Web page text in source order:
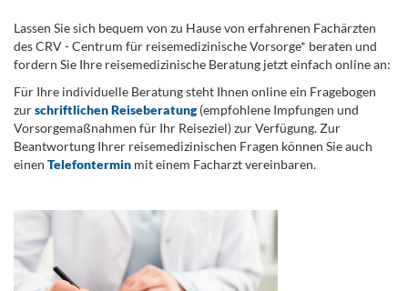
Lassen Sie sich bequem von zu Hause von erfahrenen Fachärzten
des CRV - Centrum für reisemedizinische Vorsorge* beraten und
fordern Sie Ihre reisemedizinische Beratung jetzt einfach online an:
Für Ihre individuelle Beratung steht Ihnen online ein Fragebogen
zurschriftlichen Reiseberatung(empfohlene Impfungen und
Vorsorgemaßnahmen für Ihr Reiseziel) zur Verfügung. Zur
Beantwortung Ihrer reisemedizinischen Fragen können Sie auch
einen Telefontermin mit einem Facharzt vereinbaren.